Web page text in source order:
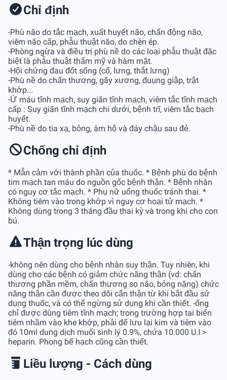
Chỉ định
-Phù não do tắc mạch, xuất huyết não, chấn động não,
viêm não cấp, phẫu thuật não, do chèn ép.
-Phòng ngừa và điều trị phù nề do các loại phẫu thuật đặc
biệt là phẫu thuật thẩm mỹ và hàm mặt.
-Hội chứng đau đốt sống (cổ, lưng, thắt lưng)
-Phù nề do chấn thương, gãy xương, đuụng giập, trật
khớp...
-Ứ máu tĩnh mạch, suy giãn tĩnh mạch, viêm tắc tĩnh mạch
cấp : Suy giãn tĩnh mạch chi dưới, bệnh trĩ, viêm tắc bạch
huyết.
-Phù nề do tia xạ, bỏng, âm hộ và đáy chậu sau đẻ.
Chống chỉ định
* Mẫn cảm với thành phần của thuốc. * Bệnh phù do bệnh
tim mạch tan máu do nguồn gốc bệnh thận. * Bệnh nhân
có nguy cơ tắc mạch. * Phụ nữ uống thuốc tránh thai. *
Không tiêm vào trong khớp vì nguy cơ hoại tử mạch. *
Không dùng trong 3 tháng đầu thai kỳ và trong khi cho con
bú.
Thận trọng lúc dùng
-không nên dùng cho bệnh nhân suy thận. Tuy nhiên, khi
dùng cho các bệnh có giảm chức năng thận (vd: chấn
thương phần mềm, chấn thương sọ não, bỏng nặng) chức
năng thận cần được theo dõi cẩn thận từ khi bắt đầu sử
dụng thuốc, và có thể ngừng sử dụng khi cần thiết. -ống
chỉ được dùng tiêm tĩnh mạch; trong trường hợp tai biến
tiêm nhầm vào khe khớp, phải để lưu lại kim và tiêm vào
đó 10ml dung dịch muối sinh lý 0.9%, chứa 10.000 U.I >
heparin. Phong bế hạch cũng cần thiết.
Liều lượng - Cách dùng